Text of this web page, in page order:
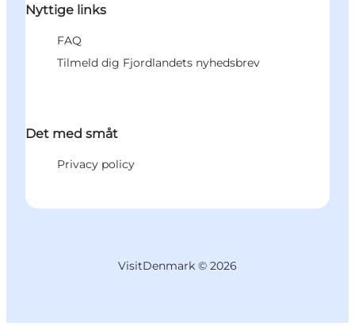
Nyttige links
FAQ
Tilmeld dig Fjordlandets nyhedsbrev
Det med småt
Privacy policy
VisitDenmark © 2026